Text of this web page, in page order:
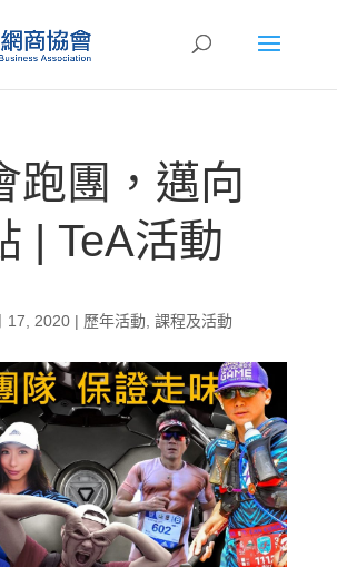
跑團，邁向
| TeA活動
17, 2020| 歷年活動 課程及活動